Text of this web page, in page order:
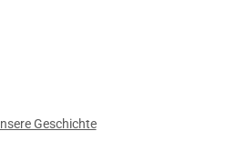
Geschichte